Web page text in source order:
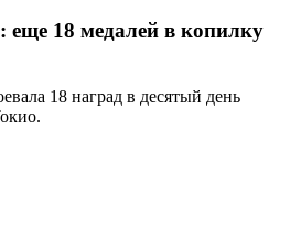
еще 18 медалей в копилку
18 наград в десятый день